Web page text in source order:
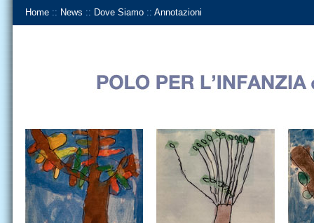
Home :: News :: Dove Siamo :: Annotazioni